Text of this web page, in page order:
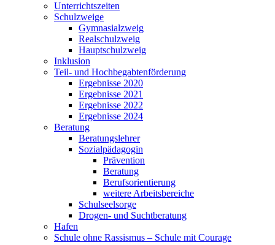
Unterrichtszeiten
Schulzweige
Gymnasialzweig
Realschulzweig
Hauptschulzweig
Inklusion
Teil- und Hochbe­gabten­förderung
Ergebnisse 2020
Ergebnisse 2021
Ergebnisse 2022
Ergebnisse 2024
Beratung
Beratungslehrer
Sozialpädagogin
Prävention
Beratung
Berufsorientierung
weitere Arbeitsbereiche
Schulseelsorge
Drogen- und Suchtberatung
Hafen
Schule ohne Rassismus – Schule mit Courage